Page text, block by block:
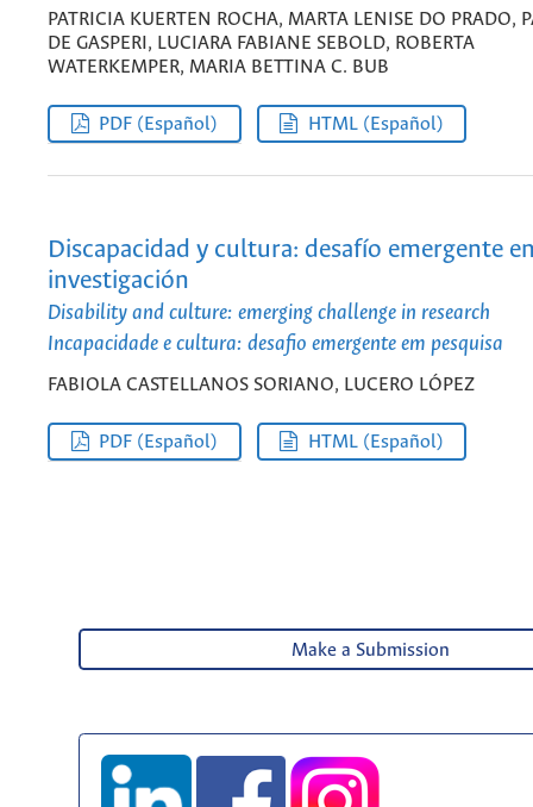
PATRICIA KUERTEN ROCHA, MARTA LENISE DO PRADO,
DE GASPERI, LUCIARA FABIANE SEBOLD, ROBERTA
WATERKEMPER, MARIA BETTINA C. BUB
PDF (Español) HTML (Español)
Discapacidad y cultura: desafío emergente
investigación
Disability and culture: emerging challenge in research
Incapacidade e cultura: desafio emergente em pesquisa
FABIOLA CASTELLANOS SORIANO, LUCERO LÓPEZ
PDF (Español) HTML (Español)
Make a Submission